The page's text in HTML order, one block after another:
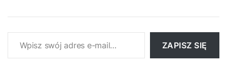
Wpisz swój adres e-mail…
ZAPISZ SIĘ